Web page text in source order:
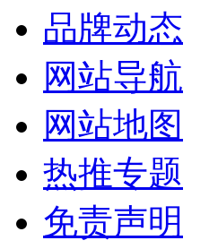
品牌动态
网站导航
网站地图
热推专题
免责声明